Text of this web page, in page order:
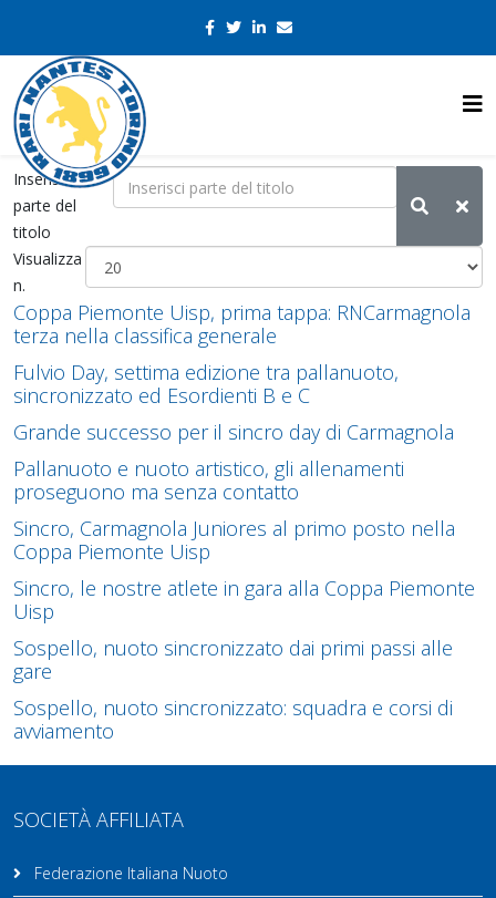
Inserisci
parte del
titolo
Visualizza
n.
Coppa Piemonte Uisp, prima tappa: RNCarmagnola
terza nella classifica generale
Fulvio Day, settima edizione tra pallanuoto,
sincronizzato ed Esordienti B e C
Grande successo per il sincro day di Carmagnola
Pallanuoto e nuoto artistico, gli allenamenti
proseguono ma senza contatto
Sincro, Carmagnola Juniores al primo posto nella
Coppa Piemonte Uisp
Sincro, le nostre atlete in gara alla Coppa Piemonte
Uisp
Sospello, nuoto sincronizzato dai primi passi alle
gare
Sospello, nuoto sincronizzato: squadra e corsi di
avviamento
SOCIETÀ AFFILIATA
Federazione Italiana Nuoto